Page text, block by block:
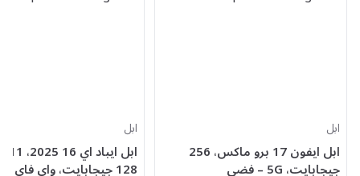
ابل
ابل ايفون 17 برو ماكس، 256
جيجابايت، 5G – فضي
ابل
128 جيجابايت، واي فاي – فضي